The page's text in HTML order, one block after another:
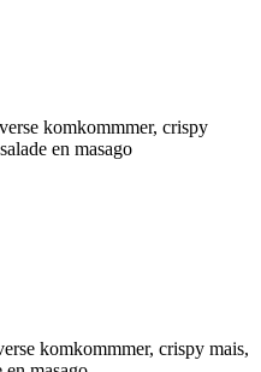
komkommmer, crispy
en masago
komkommmer, crispy mais,